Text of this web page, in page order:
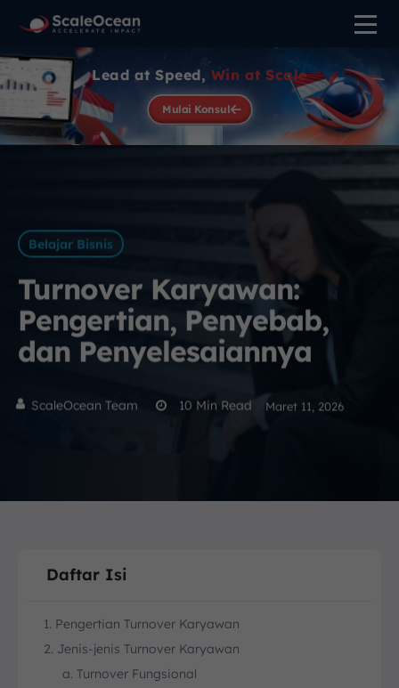
Lead at Speed, Win at Scale
Mulai Konsul
Belajar Bisnis
Turnover Karyawan:
Pengertian, Penyebab,
dan Penyelesaiannya
ScaleOcean Team 10 Min Read Maret 11, 2026
Daftar Isi
1. Pengertian Turnover Karyawan
2. Jenis-jenis Turnover Karyawan
a. Turnover Fungsional